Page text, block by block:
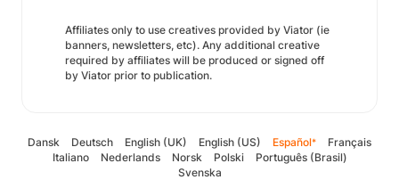
Affiliates only to use creatives provided by Viator (ie
banners, newsletters, etc). Any additional creative
required by affiliates will be produced or signed off
by Viator prior to publication.
Dansk Deutsch English (UK) English (US) Español*
Français
Italiano
Nederlands Norsk Polski
Português (Brasil)
Svenska